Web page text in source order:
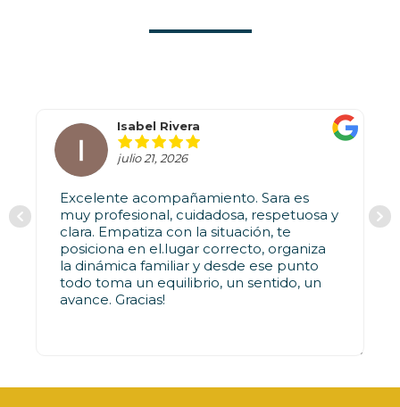
Isabel Rivera
julio 21, 2026
Excelente acompañamiento. Sara es
muy profesional, cuidadosa, respetuosa y
clara. Empatiza con la situación, te
posiciona en el.lugar correcto, organiza
la dinámica familiar y desde ese punto
todo toma un equilibrio, un sentido, un
avance. Gracias!